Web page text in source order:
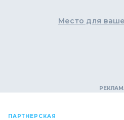
Место для
ПАРТНЕРСКАЯ